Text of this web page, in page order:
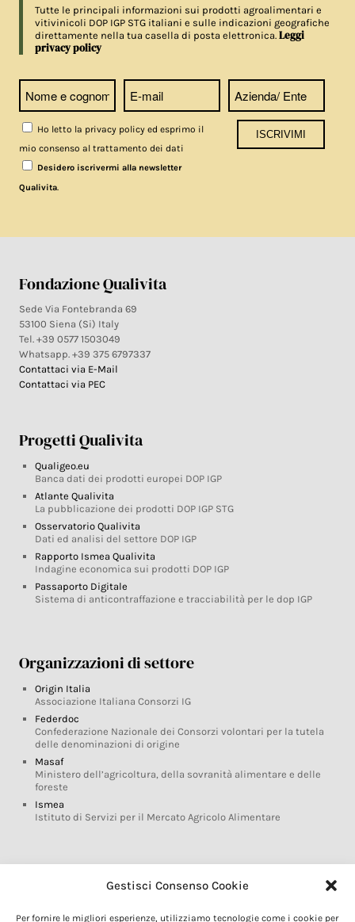
Gestisci Consenso Cookie
Per fornire le migliori esperienze, utilizziamo tecnologie come i cookie per
Tutte le principali informazioni sui prodotti agroalimentari e
vitivinicoli DOP IGP STG italiani e sulle indicazioni geografiche
direttamente nella tua casella di posta elettronica.Leggi
privacy policy
Ho letto la privacy policy ed esprimo il
mio consenso al trattamento dei dati
Desidero iscrivermi alla newsletter
Qualivita.
Fondazione Qualivita
Sede Via Fontebranda 69
53100 Siena (Si) Italy
Tel. +39 0577 1503049
Whatsapp. +39 375 6797337
Contattaci via E-Mail
Contattaci via PEC
Progetti Qualivita
Qualigeo.eu
Banca dati dei prodotti europei DOP IGP
Atlante Qualivita
La pubblicazione dei prodotti DOP IGP STG
Osservatorio Qualivita
Dati ed analisi del settore DOP IGP
Rapporto Ismea Qualivita
Indagine economica sui prodotti DOP IGP
Passaporto Digitale
Sistema di anticontraffazione e tracciabilità per le dop IGP
Organizzazioni di settore
Origin Italia
Associazione Italiana Consorzi IG
Federdoc
Confederazione Nazionale dei Consorzi volontari per la tutela
delle denominazioni di origine
Masaf
Ministero dell’agricoltura, della sovranità alimentare e delle
foreste
Ismea
Istituto di Servizi per il Mercato Agricolo Alimentare
Glossario DOP IGP